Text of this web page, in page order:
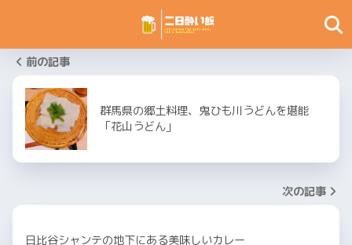
前の記事
群馬県の郷土料理、鬼ひも川うどんを堪能
「花山うどん」
次の記事
日比谷シャンテの地下にある美味しいカレー